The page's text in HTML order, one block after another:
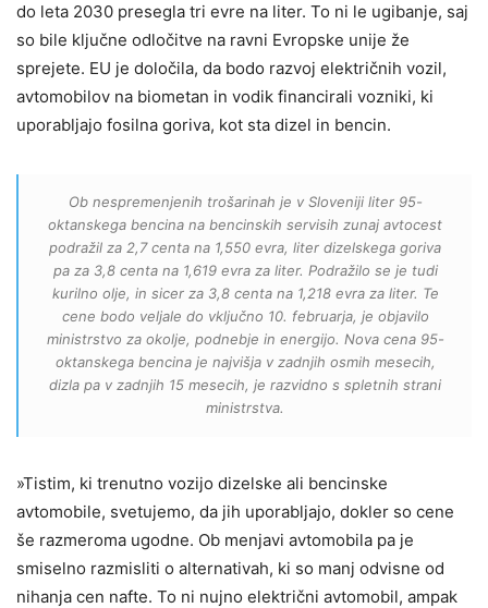
do leta 2030 presegla tri evre na liter. To ni le ugibanje, saj
so bile ključne odločitve na ravni Evropske unije že
sprejete. EU je določila, da bodo razvoj električnih vozil,
avtomobilov na biometan in vodik financirali vozniki, ki
uporabljajo fosilna goriva, kot sta dizel in bencin.
Ob nespremenjenih trošarinah je v Sloveniji liter 95-
oktanskega bencina na bencinskih servisih zunaj avtocest
podražil za 2,7 centa na 1,550 evra, liter dizelskega goriva
pa za 3,8 centa na 1,619 evra za liter. Podražilo se je tudi
kurilno olje, in sicer za 3,8 centa na 1,218 evra za liter. Te
cene bodo veljale do vključno 10. februarja, je objavilo
ministrstvo za okolje, podnebje in energijo. Nova cena 95-
oktanskega bencina je najvišja v zadnjih osmih mesecih,
dizla pa v zadnjih 15 mesecih, je razvidno s spletnih strani
ministrstva.
»Tistim, ki trenutno vozijo dizelske ali bencinske
avtomobile, svetujemo, da jih uporabljajo, dokler so cene
še razmeroma ugodne. Ob menjavi avtomobila pa je
smiselno razmisliti o alternativah, ki so manj odvisne od
nihanja cen nafte. To ni nujno električni avtomobil, ampak